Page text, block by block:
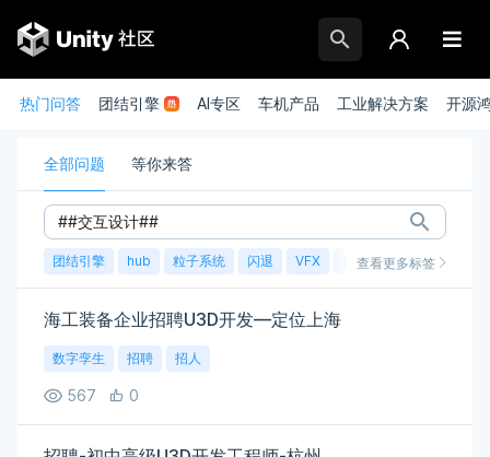
热门问答 团结引擎 AI专区 车机产品 工业解决方案 开源
全部问题 等你来答
团结引擎 hub 粒子系统 闪退 VFX 崩溃 账号 渲染
查看更多标签
海工装备企业招聘U3D开发—定位上海
数字孪生 招聘 招人
567 0